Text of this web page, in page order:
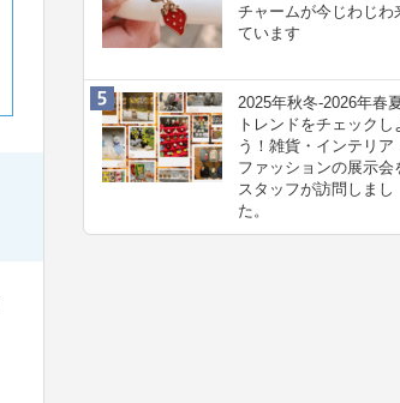
チャームが今じわじわ
ています
2025年秋冬-2026年春
トレンドをチェックし
う！雑貨・インテリア
ファッションの展示会
スタッフが訪問しまし
た。